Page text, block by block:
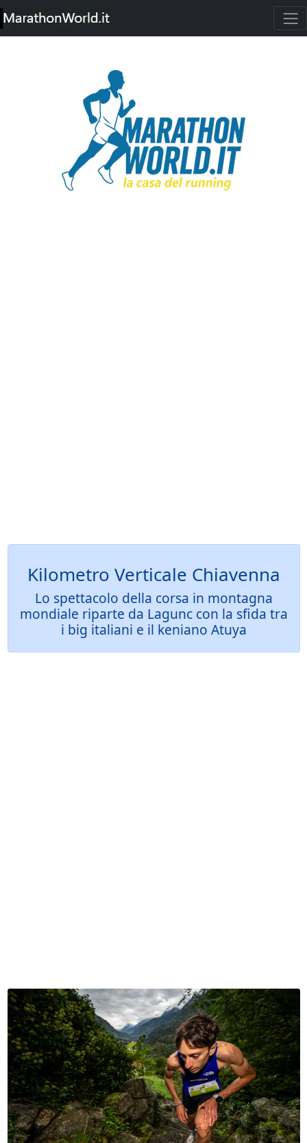
Kilometro Verticale Chiavenna
Lo spettacolo della corsa in montagna
mondiale riparte da Lagunc con la sfida tra
i big italiani e il keniano Atuya